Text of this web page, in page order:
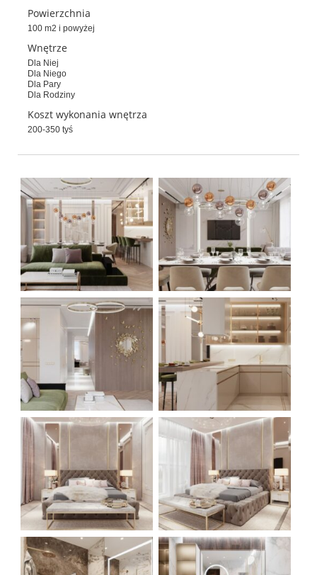
Powierzchnia
100 m2 i powyżej
Wnętrze
Dla Niej
Dla Niego
Dla Pary
Dla Rodziny
Koszt wykonania wnętrza
200-350 tyś